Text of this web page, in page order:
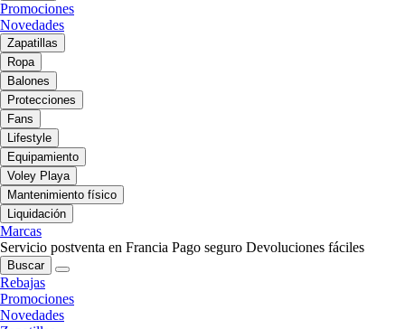
Promociones
Novedades
Zapatillas
Ropa
Balones
Protecciones
Fans
Lifestyle
Equipamiento
Voley Playa
Mantenimiento físico
Liquidación
Marcas
Servicio postventa en Francia Pago seguro Devoluciones fáciles
Buscar
Rebajas
Promociones
Novedades